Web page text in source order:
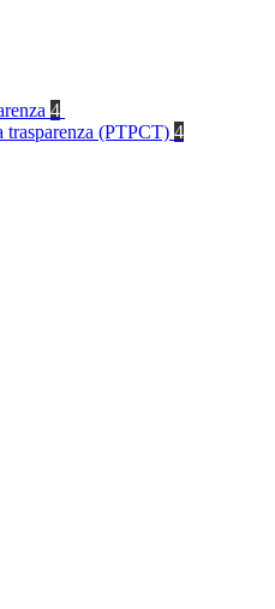
4
trasparenza (PTPCT) 4